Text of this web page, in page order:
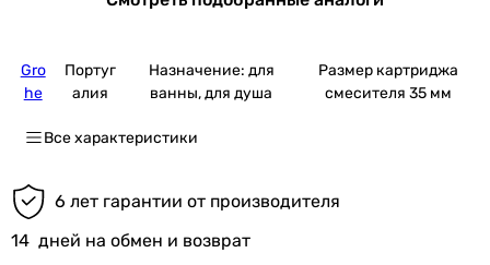
Gro
he
Португ
алия
Назначение: для
ванны, для душа
Размер картриджа
смесителя 35 мм
Все характеристики
6 лет гарантии от производителя
14 дней на обмен и возврат